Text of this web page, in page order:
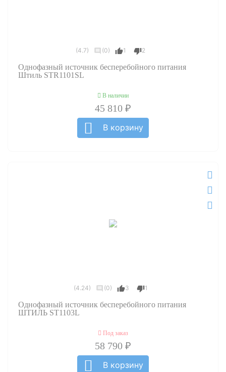
(4.7) (0) 1 2
Однофазный источник бесперебойного питания
Штиль STR1101SL
В наличии
45 810 ₽
В корзину
(4.24) (0) 3 1
Однофазный источник бесперебойного питания
ШТИЛЬ ST1103L
Под заказ
58 790 ₽
В корзину